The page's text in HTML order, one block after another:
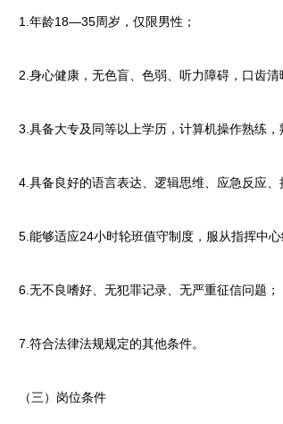
1.年龄18—35周岁，仅限男性；
2.身心健康，无色盲、色弱、听力障碍，口齿清
3.具备大专及同等以上学历，计算机操作熟练，
4.具备良好的语言表达、逻辑思维、应急反应、
5.能够适应24小时轮班值守制度，服从指挥中心
6.无不良嗜好、无犯罪记录、无严重征信问题；
7.符合法律法规规定的其他条件。
（三）岗位条件